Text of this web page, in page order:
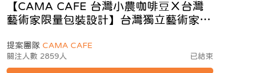
【CAMA CAFE 台灣小農咖啡豆Ｘ台灣
藝術家限量包裝設計】台灣獨立藝術家雜
啜飲風味新藝境！
提案團隊 CAMA CAFE
關注人數 2859人 已結束